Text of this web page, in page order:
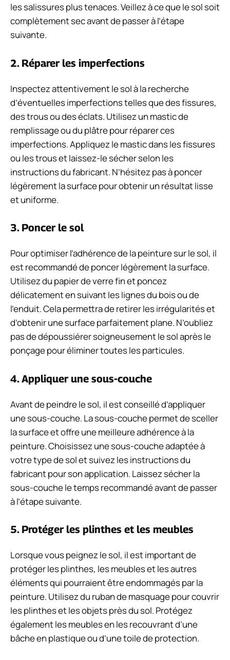
les salissures plus tenaces. Veillez à ce que le sol soit
complètement sec avant de passer à l’étape
suivante.
2. Réparer les imperfections
Inspectez attentivement le sol à la recherche
d’éventuelles imperfections telles que des fissures,
des trous ou des éclats. Utilisez un mastic de
remplissage ou du plâtre pour réparer ces
imperfections. Appliquez le mastic dans les fissures
ou les trous et laissez-le sécher selon les
instructions du fabricant. N’hésitez pas à poncer
légèrement la surface pour obtenir un résultat lisse
et uniforme.
3. Poncer le sol
Pour optimiser l’adhérence de la peinture sur le sol, il
est recommandé de poncer légèrement la surface.
Utilisez du papier de verre fin et poncez
délicatement en suivant les lignes du bois ou de
l’enduit. Cela permettra de retirer les irrégularités et
d’obtenir une surface parfaitement plane. N’oubliez
pas de dépoussiérer soigneusement le sol après le
ponçage pour éliminer toutes les particules.
4. Appliquer une sous-couche
Avant de peindre le sol, il est conseillé d’appliquer
une sous-couche. La sous-couche permet de sceller
la surface et offre une meilleure adhérence à la
peinture. Choisissez une sous-couche adaptée à
votre type de sol et suivez les instructions du
fabricant pour son application. Laissez sécher la
sous-couche le temps recommandé avant de passer
à l’étape suivante.
5. Protéger les plinthes et les meubles
Lorsque vous peignez le sol, il est important de
protéger les plinthes, les meubles et les autres
éléments qui pourraient être endommagés par la
peinture. Utilisez du ruban de masquage pour couvrir
les plinthes et les objets près du sol. Protégez
également les meubles en les recouvrant d’une
bâche en plastique ou d’une toile de protection.